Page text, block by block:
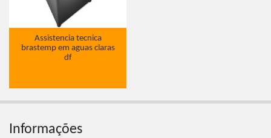
Assistencia tecnica
brastemp em aguas claras
df
Informações